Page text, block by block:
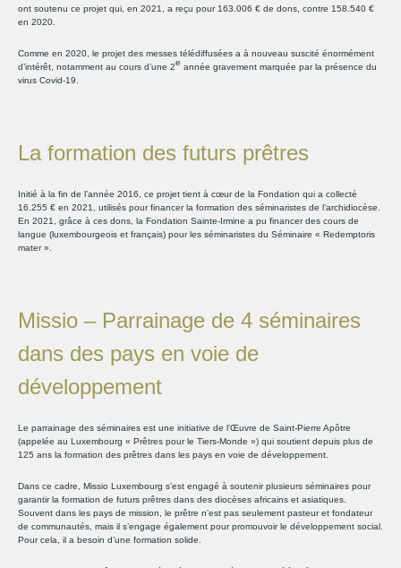
ont soutenu ce projet qui, en 2021, a reçu pour 163.006 € de dons, contre 158.540 €
en 2020.
Comme en 2020, le projet des messes télédiffusées a à nouveau suscité énormément
d’intérêt, notamment au cours d’une 2e année gravement marquée par la présence du
virus Covid-19.
La formation des futurs prêtres
Initié à la fin de l’année 2016, ce projet tient à cœur de la Fondation qui a collecté
16.255 € en 2021, utilisés pour financer la formation des séminaristes de l’archidiocèse.
En 2021, grâce à ces dons, la Fondation Sainte-Irmine a pu financer des cours de
langue (luxembourgeois et français) pour les séminaristes du Séminaire « Redemptoris
mater ».
Missio – Parrainage de 4 séminaires
dans des pays en voie de
développement
Le parrainage des séminaires est une initiative de l’Œuvre de Saint-Pierre Apôtre
(appelée au Luxembourg « Prêtres pour le Tiers-Monde ») qui soutient depuis plus de
125 ans la formation des prêtres dans les pays en voie de développement.
Dans ce cadre, Missio Luxembourg s’est engagé à soutenir plusieurs séminaires pour
garantir la formation de futurs prêtres dans des diocèses africains et asiatiques.
Souvent dans les pays de mission, le prêtre n’est pas seulement pasteur et fondateur
de communautés, mais il s’engage également pour promouvoir le développement social.
Pour cela, il a besoin d’une formation solide.